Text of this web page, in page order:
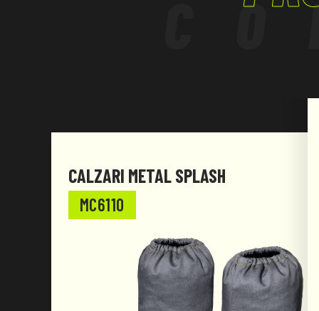
CALZARI METAL SPLASH
MC6110